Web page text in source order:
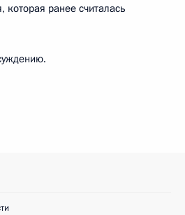
которая ранее считалась